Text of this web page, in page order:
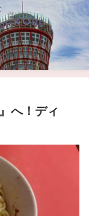
へ！ディ